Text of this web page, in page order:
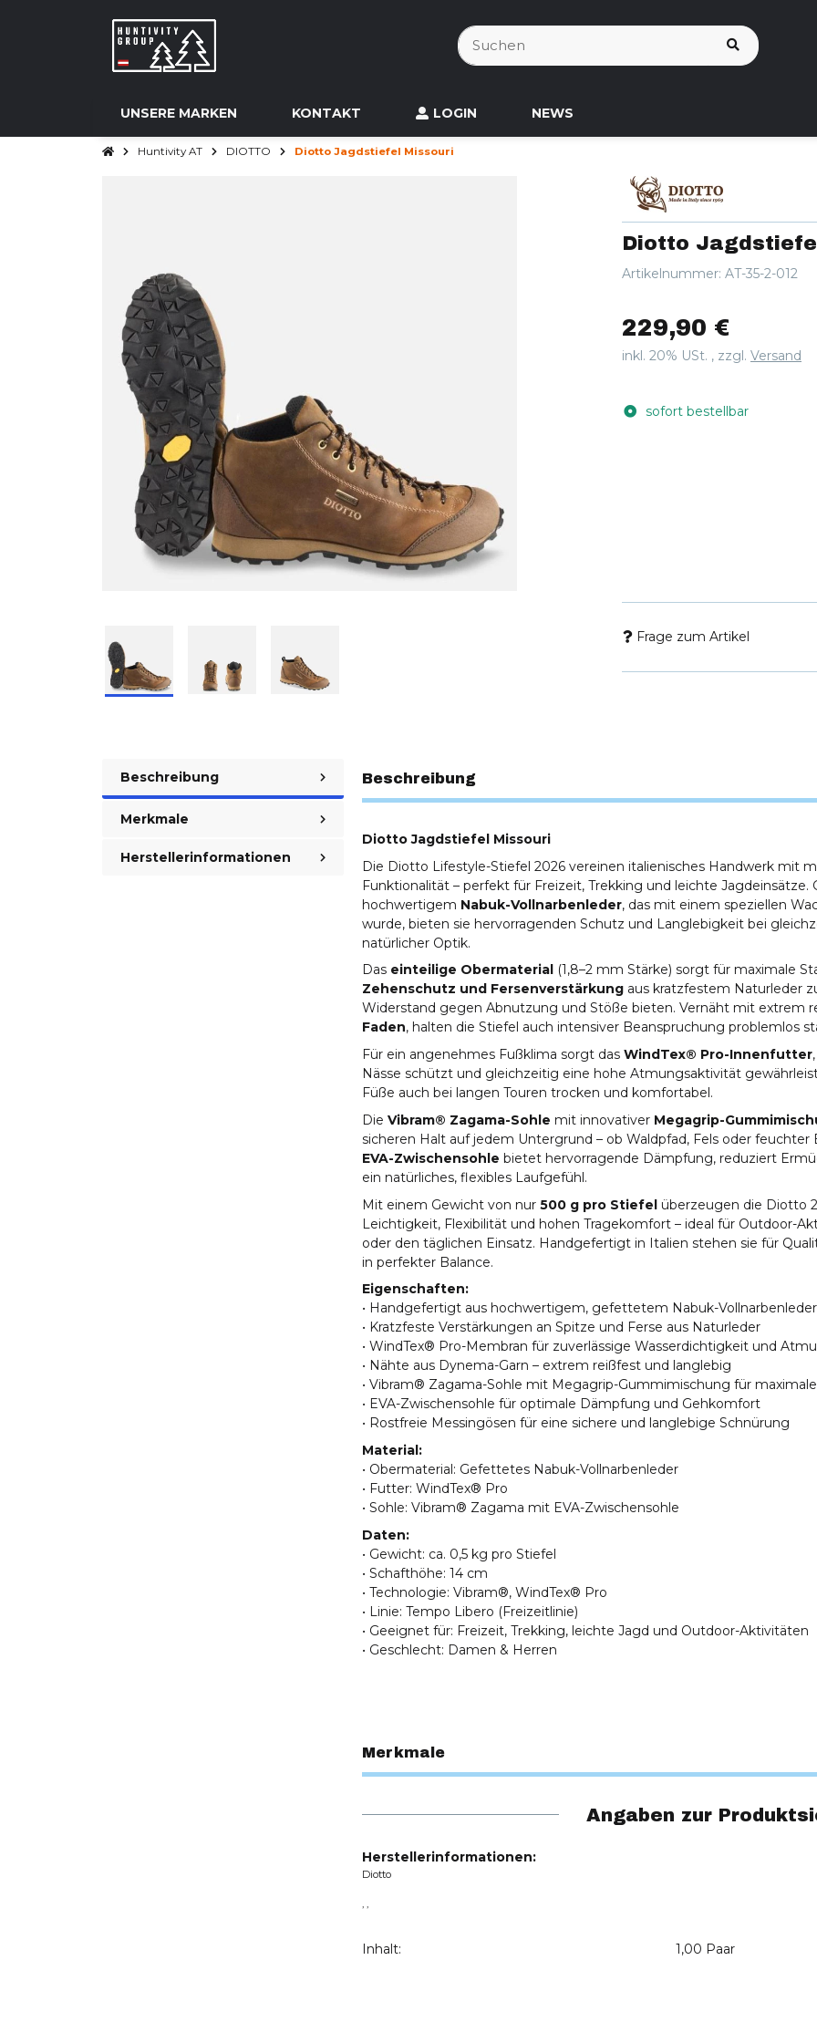
UNSERE MARKEN KONTAKT LOGIN NEWS
Huntivity AT DIOTTO Diotto Jagdstiefel Missouri
Diotto
Artikelnummer: AT-35-2-012
229,90 €
inkl. 20% USt. , zzgl. Versand
sofort bestellbar
Frage zum Artikel
Beschreibung
Merkmale
Herstellerinformationen
Beschreibung
Diotto Jagdstiefel Missouri
Die Diotto Lifestyle-Stiefel 2026 vereinen italienisches Handwerk mit
Funktionalität – perfekt für Freizeit, Trekking und leichte Jagdeinsätze.
hochwertigem Nabuk-Vollnarbenleder, das mit einem speziellen
wurde, bieten sie hervorragenden Schutz und Langlebigkeit bei
natürlicher Optik.
Das einteilige Obermaterial (1,8–2 mm Stärke) sorgt für maximale
Zehenschutz und Fersenverstärkung aus kratzfestem Naturleder
Widerstand gegen Abnutzung und Stöße bieten. Vernäht mit extrem
Faden, halten die Stiefel auch intensiver Beanspruchung problemlos
Für ein angenehmes Fußklima sorgt das WindTex® Pro-Innenfutter
Nässe schützt und gleichzeitig eine hohe Atmungsaktivität
Füße auch bei langen Touren trocken und komfortabel.
Die Vibram® Zagama-Sohle mit innovativer Megagrip-
sicheren Halt auf jedem Untergrund – ob Waldpfad, Fels oder feuchter
EVA-Zwischensohle bietet hervorragende Dämpfung, reduziert
ein natürliches, flexibles Laufgefühl.
Mit einem Gewicht von nur 500 g pro Stiefel überzeugen die Diotto
Leichtigkeit, Flexibilität und hohen Tragekomfort – ideal für Outdoor-
oder den täglichen Einsatz. Handgefertigt in Italien stehen sie für
in perfekter Balance.
Eigenschaften:
• Handgefertigt aus hochwertigem, gefettetem Nabuk-Vollnarbenleder
• Kratzfeste Verstärkungen an Spitze und Ferse aus Naturleder
• WindTex® Pro-Membran für zuverlässige Wasserdichtigkeit und
• Nähte aus Dynema-Garn – extrem reißfest und langlebig
• Vibram® Zagama-Sohle mit Megagrip-Gummimischung für
• EVA-Zwischensohle für optimale Dämpfung und Gehkomfort
• Rostfreie Messingösen für eine sichere und langlebige Schnürung
Material:
• Obermaterial: Gefettetes Nabuk-Vollnarbenleder
• Futter: WindTex® Pro
• Sohle: Vibram® Zagama mit EVA-Zwischensohle
Daten:
• Gewicht: ca. 0,5 kg pro Stiefel
• Schafthöhe: 14 cm
• Technologie: Vibram®, WindTex® Pro
• Linie: Tempo Libero (Freizeitlinie)
• Geeignet für: Freizeit, Trekking, leichte Jagd und Outdoor-Aktivitäten
• Geschlecht: Damen & Herren
Merkmale
Angaben zur
Herstellerinformationen:
Diotto
, ,
Inhalt: 1,00 Paar